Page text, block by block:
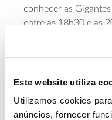
Este website utiliza
Utilizamos cookies
anúncios, fornecer
conhecer as
entre as 18h30 e as
percurso permite
marcantes deste
assim como registar
Faça a sua